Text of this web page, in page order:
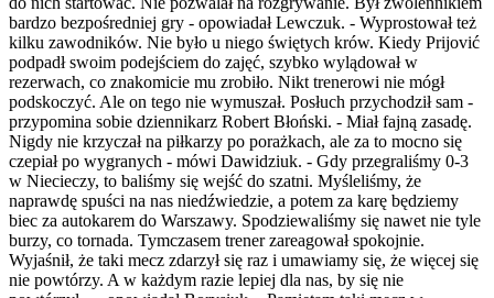
bardzo bezpośredniej gry - opowiadał Lewczuk. - Wyprostował też
kilku zawodników. Nie było u niego świętych krów. Kiedy Prijović
podpadł swoim podejściem do zajęć, szybko wylądował w
rezerwach, co znakomicie mu zrobiło. Nikt trenerowi nie mógł
podskoczyć. Ale on tego nie wymuszał. Posłuch przychodził sam -
przypomina sobie dziennikarz Robert Błoński. - Miał fajną zasadę.
Nigdy nie krzyczał na piłkarzy po porażkach, ale za to mocno się
czepiał po wygranych - mówi Dawidziuk. - Gdy przegraliśmy 0-3
w Niecieczy, to baliśmy się wejść do szatni. Myśleliśmy, że
naprawdę spuści na nas niedźwiedzie, a potem za karę będziemy
biec za autokarem do Warszawy. Spodziewaliśmy się nawet nie tyle
burzy, co tornada. Tymczasem trener zareagował spokojnie.
Wyjaśnił, że taki mecz zdarzył się raz i umawiamy się, że więcej się
nie powtórzy. A w każdym razie lepiej dla nas, by się nie